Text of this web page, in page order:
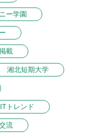
ー学園
載
湘北短期大学
ITトレンド
流